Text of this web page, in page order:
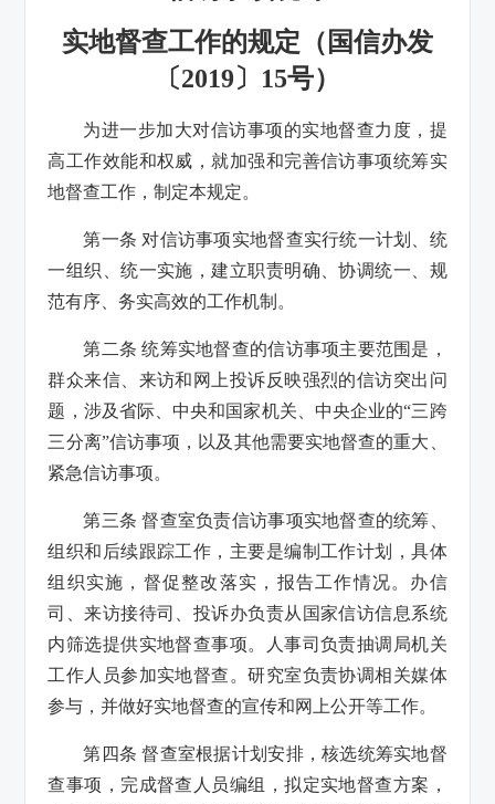
实地督查工作的规定 （国信办发
〔2019〕15号）
为进一步加大对信访事项的实地督查力度，提
高工作效能和权威，就加强和完善信访事项统筹实
地督查工作，制定本规定。
第一条 对信访事项实地督查实行统一计划、统
一组织、统一实施，建立职责明确、协调统一、规
范有序、务实高效的工作机制。
第二条 统筹实地督查的信访事项主要范围是，
群众来信、来访和网上投诉反映强烈的信访突出问
题，涉及省际、中央和国家机关、中央企业的“三跨
三分离”信访事项，以及其他需要实地督查的重大、
紧急信访事项。
第三条 督查室负责信访事项实地督查的统筹、
组织和后续跟踪工作，主要是编制工作计划，具体
组织实施，督促整改落实，报告工作情况。办信
司、来访接待司、投诉办负责从国家信访信息系统
内筛选提供实地督查事项。人事司负责抽调局机关
工作人员参加实地督查。研究室负责协调相关媒体
参与，并做好实地督查的宣传和网上公开等工作。
第四条 督查室根据计划安排，核选统筹实地督
查事项，完成督查人员编组，拟定实地督查方案，